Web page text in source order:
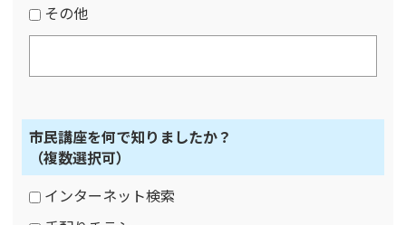
その他
市民講座を何で知りましたか？
（複数選択可）
インターネット検索